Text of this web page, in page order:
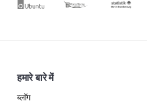
हमारे बारे में
ब्लॉग